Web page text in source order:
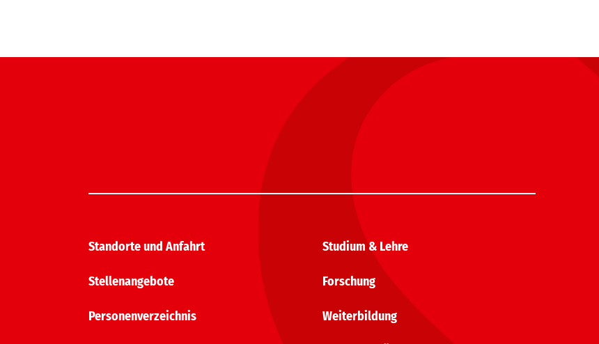
Standorte und Anfahrt
Stellenangebote
Personenverzeichnis
Studium & Lehre
Forschung
Weiterbildung